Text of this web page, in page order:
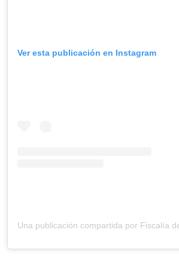
Ver esta publicación en Instagram